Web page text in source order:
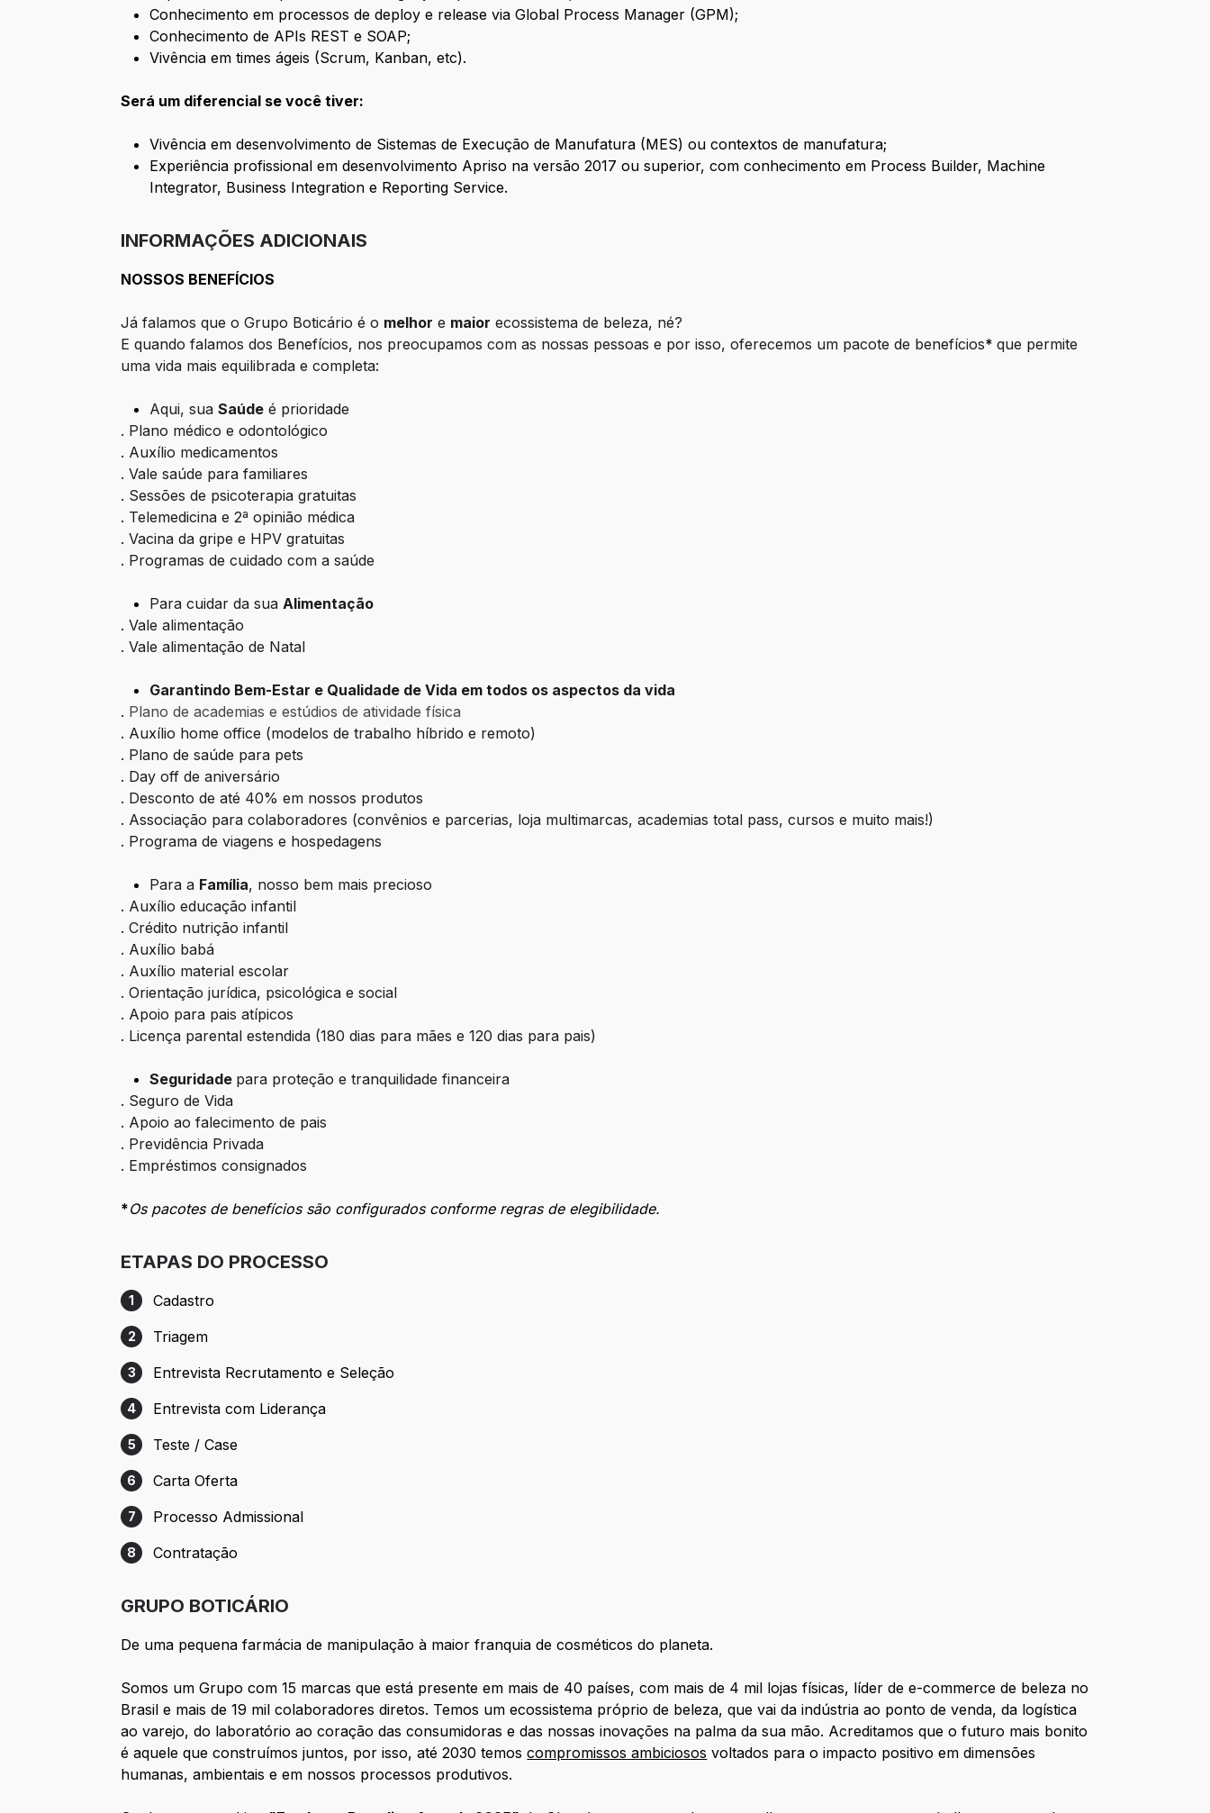
Conhecimento em processos de deploy e release via Global Process Manager (GPM);
Conhecimento de APIs REST e SOAP;
Vivência em times ágeis (Scrum, Kanban, etc).
Será um diferencial se você tiver:
Vivência em desenvolvimento de Sistemas de Execução de Manufatura (MES) ou contextos de manufatura;
Experiência profissional em desenvolvimento Apriso na versão 2017 ou superior, com conhecimento em Process Builder, Machine
Integrator, Business Integration e Reporting Service.
INFORMAÇÕES ADICIONAIS
NOSSOS BENEFÍCIOS
Já falamos que o Grupo Boticário é o melhor e maior ecossistema de beleza, né?
E quando falamos dos Benefícios, nos preocupamos com as nossas pessoas e por isso, oferecemos um pacote de benefícios*que permite
uma vida mais equilibrada e completa:
Aqui, suaSaúde é prioridade
. Plano médico e odontológico
. Auxílio medicamentos
. Vale saúde para familiares
. Sessões de psicoterapia gratuitas
. Telemedicina e 2ª opinião médica
. Vacina da gripe e HPV gratuitas
. Programas de cuidado com a saúde
Para cuidar da suaAlimentação
. Vale alimentação
. Vale alimentação de Natal
Garantindo Bem-Estar e Qualidade de Vida em todos os aspectos da vida
. Plano de academias e estúdios de atividade física
. Auxílio home office (modelos de trabalho híbrido e remoto)
. Plano de saúde para pets
. Day off de aniversário
. Desconto de até 40% em nossos produtos
. Associação para colaboradores (convênios e parcerias, loja multimarcas, academias total pass, cursos e muito mais!)
. Programa de viagens e hospedagens
Para a Família, nosso bem mais precioso
. Auxílio educação infantil
. Crédito nutrição infantil
. Auxílio babá
. Auxílio material escolar
. Orientação jurídica, psicológica e social
. Apoio para pais atípicos
. Licença parental estendida (180 dias para mães e 120 dias para pais)
Seguridade para proteção e tranquilidade financeira
. Seguro de Vida
. Apoio ao falecimento de pais
. Previdência Privada
. Empréstimos consignados
*Os pacotes de benefícios são configurados conforme regras de elegibilidade.
ETAPAS DO PROCESSO
Etapa 1: Cadastro
1 Cadastro
Etapa 2: Triagem
2 Triagem
Etapa 3: Entrevista Recrutamento e Seleção
3 Entrevista Recrutamento e Seleção
Etapa 4: Entrevista com Liderança
4 Entrevista com Liderança
Etapa 5: Teste / Case
5 Teste / Case
Etapa 6: Carta Oferta
6 Carta Oferta
Etapa 7: Processo Admissional
7 Processo Admissional
Etapa 8: Contratação
8 Contratação
GRUPO BOTICÁRIO
De uma pequena farmácia de manipulação à maior franquia de cosméticos do planeta.
Somos um Grupo com 15 marcas que está presente em mais de 40 países, com mais de 4 mil lojas físicas, líder de e-commerce de beleza no
Brasil e mais de 19 mil colaboradores diretos. Temos um ecossistema próprio de beleza, que vai da indústria ao ponto de venda, da logística
ao varejo, do laboratório ao coração das consumidoras e das nossas inovações na palma da sua mão. Acreditamos que o futuro mais bonito
é aquele que construímos juntos, por isso, até 2030 temoscompromissos ambiciosos voltados para o impacto positivo em dimensões
humanas, ambientais e em nossos processos produtivos.